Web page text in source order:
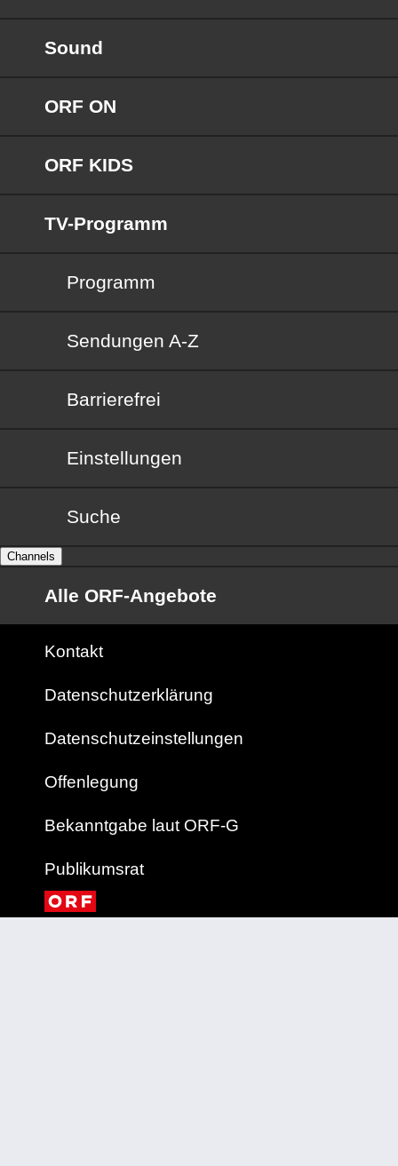
Sound
ORF ON
ORF KIDS
TV-Programm
Programm
Sendungen von A bis Z
Sendungen A-Z
Barrierefrei
Barrierefrei
Einstellungen
Suche
Channels
Alle ORF-Angebote
Kontakt
Datenschutzerklärung
Datenschutzeinstellungen
Offenlegung
Bekanntgabe laut ORF-G
Publikumsrat